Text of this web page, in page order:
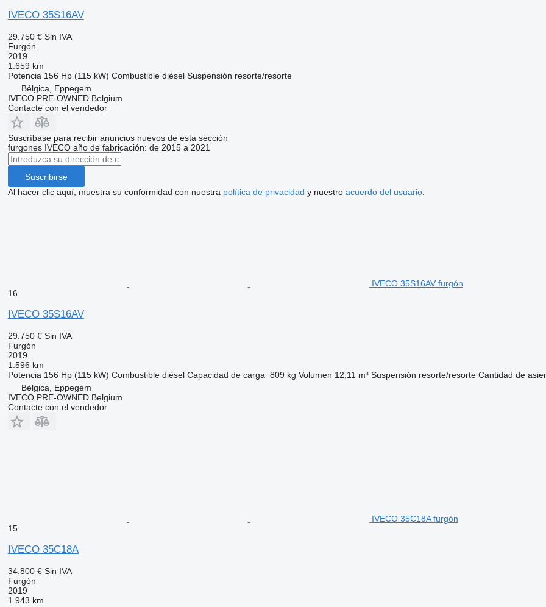
IVECO 35S16AV
29.750 € Sin IVA
Furgón
2019
1.659 km
Potencia 156 Hp (115 kW) Combustible diésel Suspensión resorte/resorte
Bélgica, Eppegem
IVECO PRE-OWNED Belgium
Contacte con el vendedor
Suscríbase para recibir anuncios nuevos de esta sección
furgones IVECO año de fabricación: de 2015 a 2021
Suscribirse
Al hacer clic aquí, muestra su conformidad con nuestra política de privacidad y nuestro acuerdo del usuario.
IVECO 35S16AV furgón
16
IVECO 35S16AV
29.750 € Sin IVA
Furgón
2019
1.596 km
Potencia 156 Hp (115 kW) Combustible diésel Capacidad de carga 809 kg Volumen 12,11 m³ Suspensión resorte/resorte Cantidad de
Bélgica, Eppegem
IVECO PRE-OWNED Belgium
Contacte con el vendedor
IVECO 35C18A furgón
15
IVECO 35C18A
34.800 € Sin IVA
Furgón
2019
1.943 km